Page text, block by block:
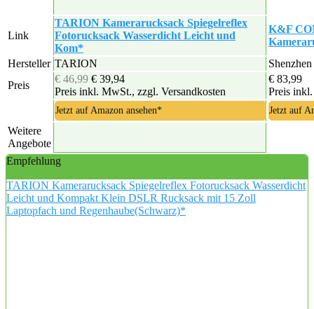
Link
TARION Kamerarucksack Spiegelreflex
Fotorucksack Wasserdicht Leicht und
Kom*
K&F
Hersteller TARION
Preis
€ 46,99 € 39,94
Preis inkl. MwSt., zzgl. Versandkosten
€ 83,99
Preis
Jetzt auf Amazon ansehen* Jetzt auf
Weitere
Angebote
Empfehlung
TARION Kamerarucksack Spiegelreflex Fotorucksack Wasserdicht
Leicht und Kompakt Klein DSLR Rucksack mit 15 Zoll
Laptopfach und Regenhaube(Schwarz)*